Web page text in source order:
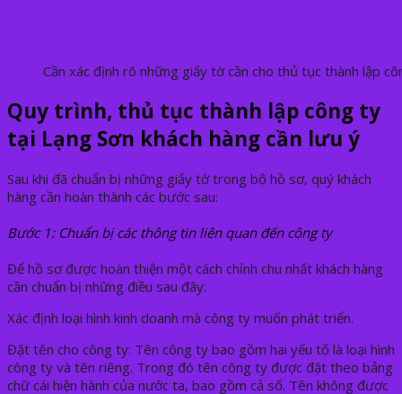
Cần xác định rõ những giấy tờ cần cho thủ tục thành lập
Quy trình, thủ tục thành lập công ty
tại Lạng Sơn khách hàng cần lưu ý
Sau khi đã chuẩn bị những giấy tờ trong bộ hồ sơ, quý khách
hàng cần hoàn thành các bước sau:
Bước 1: Chuẩn bị các thông tin liên quan đến công ty
Để hồ sơ được hoàn thiện một cách chỉnh chu nhất khách hàng
cần chuẩn bị những điều sau đây:
Xác định loại hình kinh doanh mà công ty muốn phát triển.
Đặt tên cho công ty: Tên công ty bao gồm hai yếu tố là loại hình
công ty và tên riêng. Trong đó tên công ty được đặt theo bảng
chữ cái hiện hành của nước ta, bao gồm cả số. Tên không được